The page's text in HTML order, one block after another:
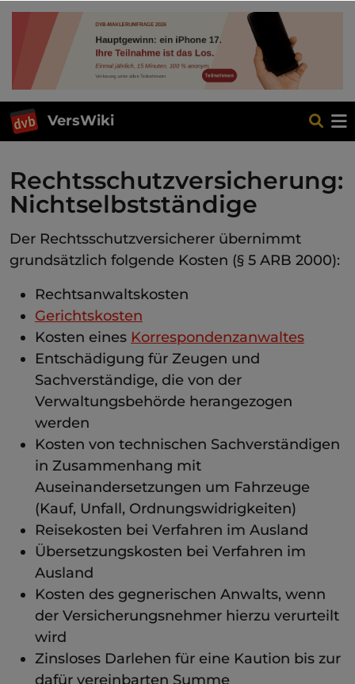
VersWiki
Rechtsschutzversicherung:
Nichtselbstständige
Der Rechtsschutzversicherer übernimmt
grundsätzlich folgende Kosten (§ 5 ARB 2000):
Rechtsanwaltskosten
Gerichtskosten
Kosten eines Korrespondenzanwaltes
Entschädigung für Zeugen und
Sachverständige, die von der
Verwaltungsbehörde herangezogen
werden
Kosten von technischen Sachverständigen
in Zusammenhang mit
Auseinandersetzungen um Fahrzeuge
(Kauf, Unfall, Ordnungswidrigkeiten)
Reisekosten bei Verfahren im Ausland
Übersetzungskosten bei Verfahren im
Ausland
Kosten des gegnerischen Anwalts, wenn
der Versicherungsnehmer hierzu verurteilt
wird
Zinsloses Darlehen für eine Kaution bis zur
dafür vereinbarten Summe